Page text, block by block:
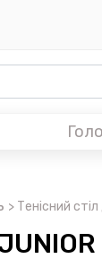
> Тенісний